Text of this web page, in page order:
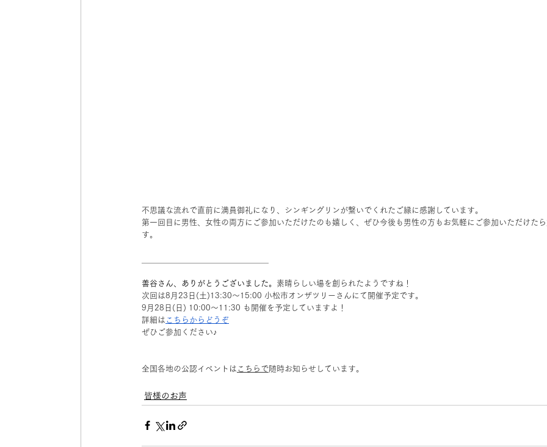
不思議な流れで直前に満員御礼になり、シンギングリンが繋いでくれたご縁に感謝しています。
第一回目に男性、女性の両方にご参加いただけたのも嬉しく、ぜひ今後も男性の方もお気軽にご参加いただけた
す。
善谷さん、ありがとうございました。 素晴らしい場を創られたようですね！
次回は8月23日(土)13:30〜15:00 小松市オンザツリーさんにて開催予定です。
9月28日(日) 10:00〜11:30 も開催を予定していますよ！
詳細は こちらからどうぞ
ぜひご参加ください♪
全国各地の公認イベントは こちらで随時お知らせしています。
皆様のお声